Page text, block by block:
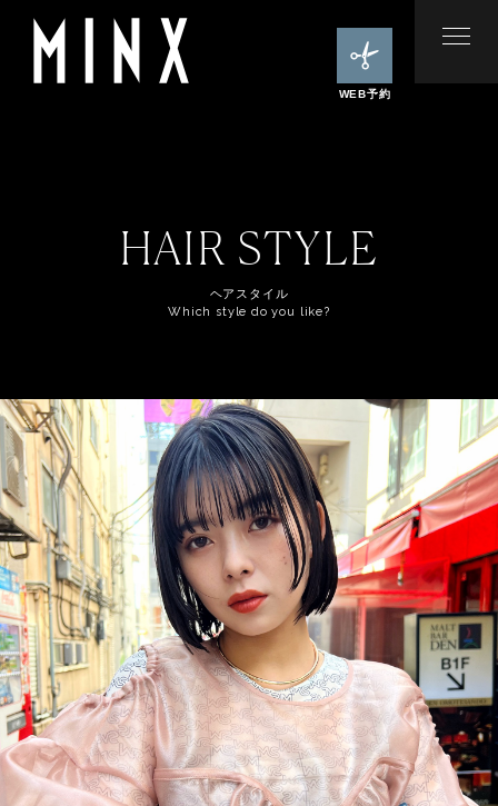
WEB予約
HAIR STYLE
ヘアスタイル
Which style do you like?